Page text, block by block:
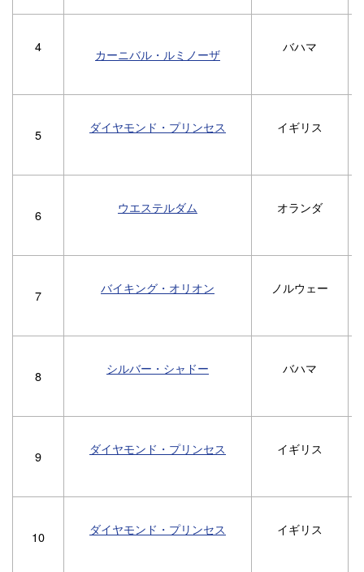
4 カーニバル・ルミノーザ バハマ
5 ダイヤモンド・プリンセス イギリス
6 ウエステルダム オランダ
7 バイキング・オリオン ノルウェー
8 シルバー・シャドー バハマ
9 ダイヤモンド・プリンセス イギリス
10 ダイヤモンド・プリンセス イギリス